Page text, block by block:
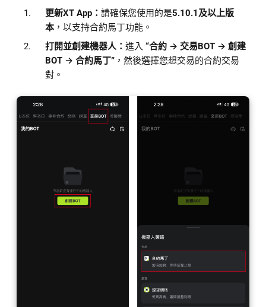
更新XT App： 請確保您使用的是5.10.1及以上版
本 ，以支持合約馬丁功能。
打開並創建機器人： 進入 “合約 → 交易BOT → 創建
BOT → 合約馬丁” ，然後選擇您想交易的合約交易
對。